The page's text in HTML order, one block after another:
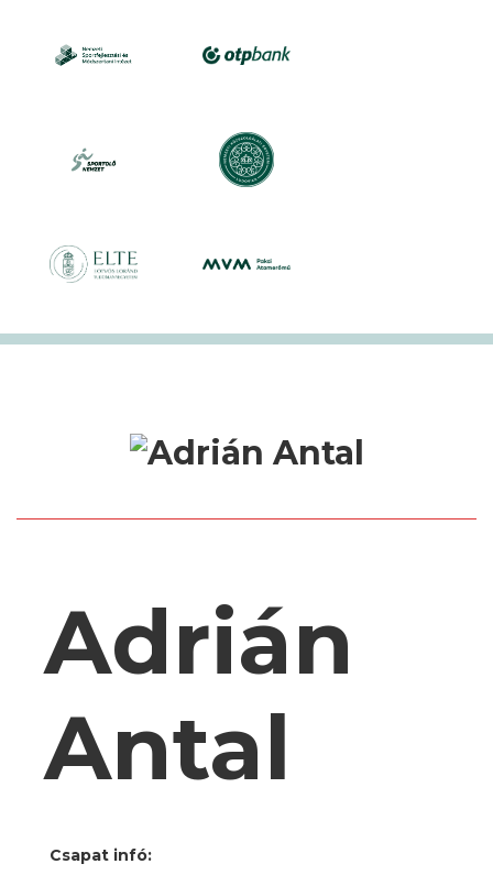
Adrián
Antal
Csapat infó: